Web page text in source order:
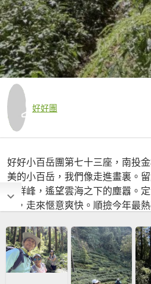
好好團
好好小百岳團第七十三座，南投
美的小百岳，我們像走進畫裏。
樹群峰，遙望雲海之下的塵囂。
爽，走來愜意爽快。順撿今年最
無言。